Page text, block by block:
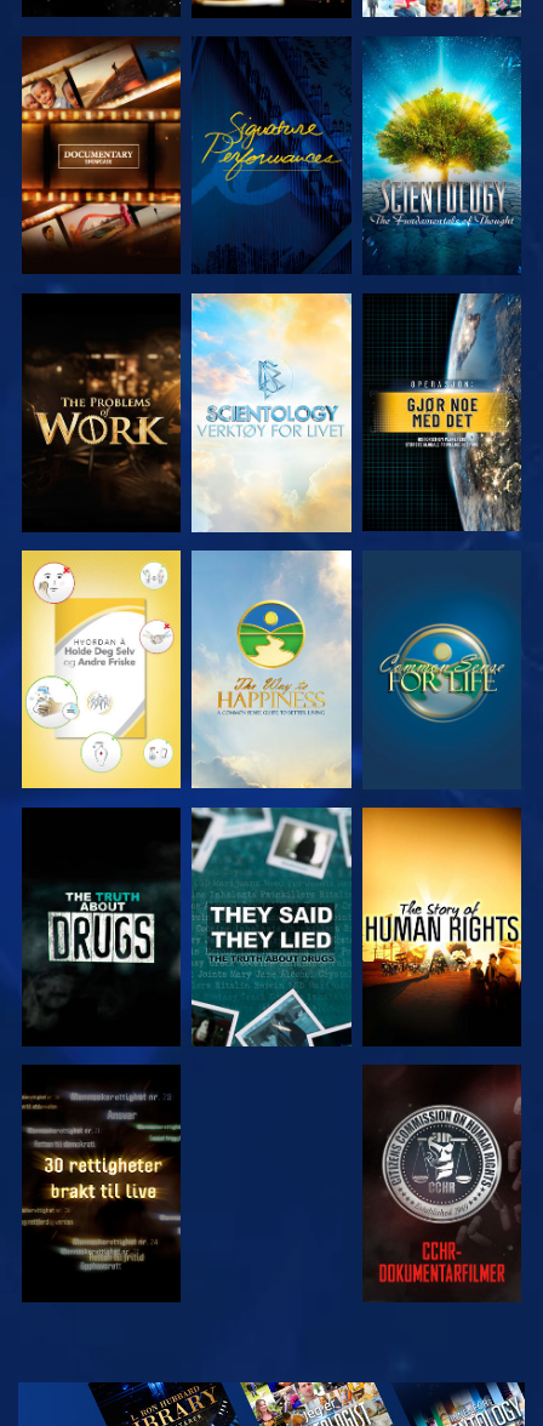
UTFORSK
SERIEN
SE
UTFORSK
SERIEN
UTFORSK
SERIEN
UTFORSK
SERIEN
SE
SE SE SE
SE SE
SE SE
SE
UTFORSK
SERIEN